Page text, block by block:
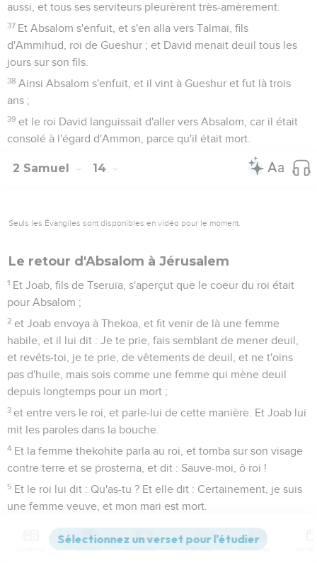
aussi, et tous ses serviteurs pleurèrent très-amèrement.
37 Et Absalom s'enfuit, et s'en alla vers Talmaï, fils
d'Ammihud, roi de Gueshur ; et David menait deuil tous les
jours sur son fils.
38 Ainsi Absalom s'enfuit, et il vint à Gueshur et fut là trois
ans ;
39 et le roi David languissait d'aller vers Absalom, car il était
consolé à l'égard d'Ammon, parce qu'il était mort.
2 Samuel 14
Seuls les Évangiles sont disponibles en vidéo pour le moment.
Le retour d'Absalom à Jérusalem
1 Et Joab, fils de Tseruïa, s'aperçut que le coeur du roi était
pour Absalom ;
2 et Joab envoya à Thekoa, et fit venir de là une femme
habile, et il lui dit : Je te prie, fais semblant de mener deuil,
et revêts-toi, je te prie, de vêtements de deuil, et ne t'oins
pas d'huile, mais sois comme une femme qui mène deuil
depuis longtemps pour un mort ;
3 et entre vers le roi, et parle-lui de cette manière. Et Joab lui
mit les paroles dans la bouche.
4 Et la femme thekohite parla au roi, et tomba sur son visage
contre terre et se prosterna, et dit : Sauve-moi, ô roi !
5 Et le roi lui dit : Qu'as-tu ? Et elle dit : Certainement, je suis
une femme veuve, et mon mari est mort.
Et ta servante avait deux fils, et ils se sont disputés tous
deux dans les champs, et il n'y avait personne pour les
Versions Commentaires Strong